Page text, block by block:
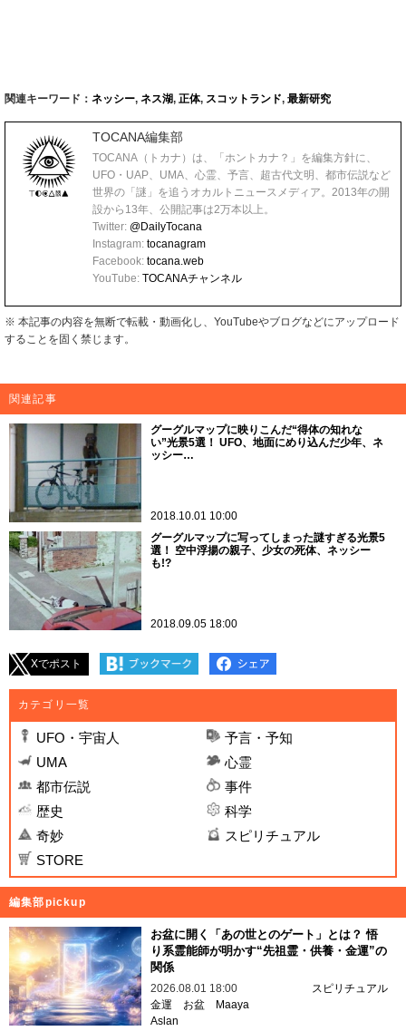
関連キーワード： ネッシー, ネス湖, 正体, スコットランド, 最新研究
TOCANA編集部
TOCANA（トカナ）は、「ホントカナ？」を編集方針に、
UFO・UAP、UMA、心霊、予言、超古代文明、都市伝説など
世界の「謎」を追うオカルトニュースメディア。2013年の開
設から13年、公開記事は2万本以上。
Twitter: @DailyTocana
Instagram: tocanagram
Facebook: tocana.web
YouTube: TOCANAチャンネル
※ 本記事の内容を無断で転載・動画化し、YouTubeやブログなどにアップロード
することを固く禁じます。
関連記事
グーグルマップに映りこんだ“得体の知れな
い”光景5選！ UFO、地面にめり込んだ少年、ネ
ッシー…
2018.10.01 10:00
グーグルマップに写ってしまった謎すぎる光景5
選！ 空中浮揚の親子、少女の死体、ネッシー
も!?
2018.09.05 18:00
Xでポスト
カテゴリ一覧
UFO・宇宙人
予言・予知
UMA
心霊
都市伝説
事件
歴史
科学
奇妙
スピリチュアル
STORE
編集部pickup
お盆に開く「あの世とのゲート」とは？ 悟
り系霊能師が明かす“先祖霊・供養・金運”の
関係
2026.08.01 18:00
スピリチュアル
金運
お盆
Maaya
Aslan